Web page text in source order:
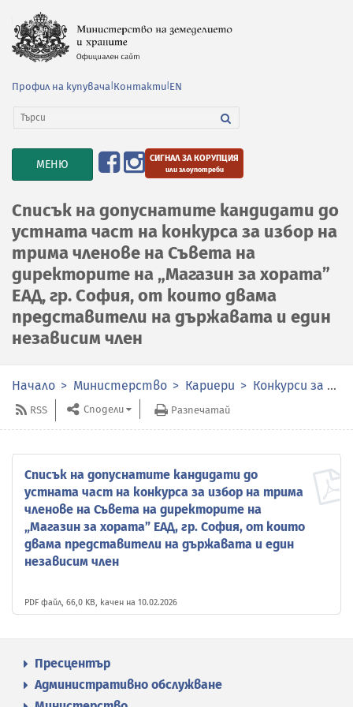
Профил на купувача Контакти EN
TOGGLE
NAVIGATION
МЕНЮ СИГНАЛ ЗА КОРУПЦИЯ
или злоупотреби
Списък на допуснатите кандидати до
устната част на конкурса за избор на
трима членове на Съвета на
директорите на „Магазин за хората”
ЕАД, гр. София, от които двама
представители на държавата и един
независим член
Начало Министерство Кариери Конкурси за избор на членове на органите за управление и контрол в публичните предприятия
RSS Сподели Разпечатай
Списък на допуснатите кандидати до
устната част на конкурса за избор на трима
членове на Съвета на директорите на
„Магазин за хората” ЕАД, гр. София, от които
двама представители на държавата и един
независим член
PDF файл, 66,0 KB, качен на 10.02.2026
Пресцентър
Административно обслужване